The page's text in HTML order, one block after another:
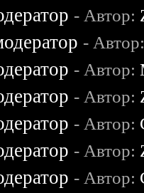
- Автор:
-
- Автор:
- Автор:
- Автор:
- Автор:
- Автор: